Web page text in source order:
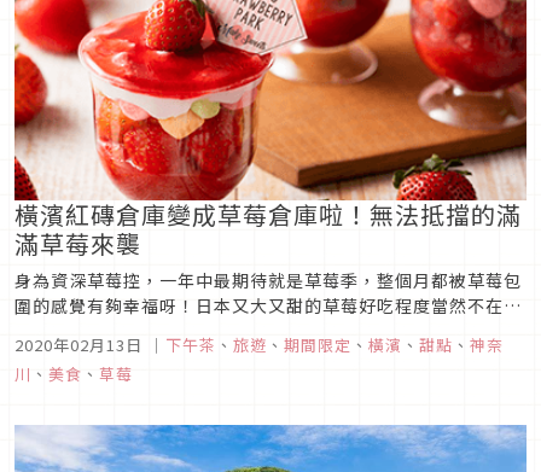
橫濱紅磚倉庫變成草莓倉庫啦！無法抵擋的滿
滿草莓來襲
身為資深草莓控，一年中最期待就是草莓季，整個月都被草莓包
圍的感覺有夠幸福呀！日本又大又甜的草莓好吃程度當然不在話
下，這次要介紹的草莓部只是一個小小的咖啡廳裡，而是一個草
莓園區，而且就在觀光客必去的橫濱紅磚倉庫呢！紅磚倉庫變成
草莓倉庫？這次的草莓季活動可不是只有一個小小的區域而已，
2020年02月13日 ｜ 下午茶 、 旅遊 、 期間限定 、 橫濱 、 甜點 、 神奈
川 、 美食 、 草莓